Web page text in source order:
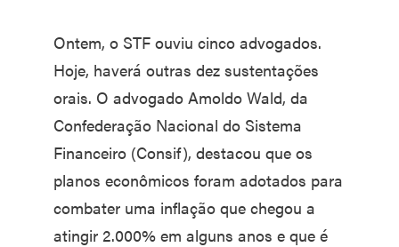
Ontem, o STF ouviu cinco advogados.
Hoje, haverá outras dez sustentações
orais. O advogado Amoldo Wald, da
Confederação Nacional do Sistema
Financeiro (Consif), destacou que os
planos econômicos foram adotados para
combater uma inflação que chegou a
atingir 2.000% em alguns anos e que é